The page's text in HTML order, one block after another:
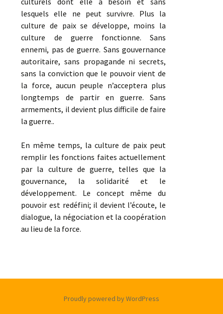
lesquels elle ne peut survivre. Plus la
culture de paix se développe, moins la
culture de guerre fonctionne. Sans
ennemi, pas de guerre. Sans gouvernance
autoritaire, sans propagande ni secrets,
sans la conviction que le pouvoir vient de
la force, aucun peuple n’acceptera plus
longtemps de partir en guerre. Sans
armements, il devient plus difficile de faire
la guerre..
En même temps, la culture de paix peut
remplir les fonctions faites actuellement
par la culture de guerre, telles que la
gouvernance, la solidarité et le
développement. Le concept même du
pouvoir est redéfini; il devient l’écoute, le
dialogue, la négociation et la coopération
au lieu de la force.
Proudly powered by WordPress